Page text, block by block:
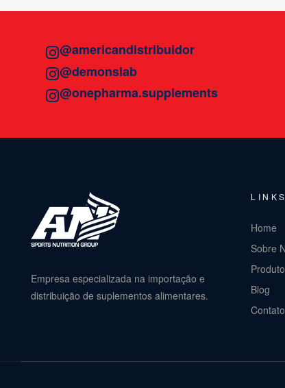
@americandistribuidor
@demonslab
@onepharma.supplements
Empresa especializada na importação e
distribuição de suplementos alimentares.
Home
Sobre
Blog
Contato